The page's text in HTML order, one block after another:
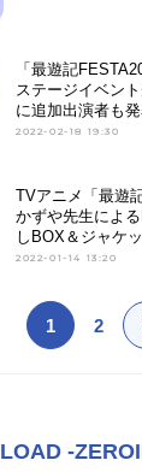
「最遊記
ステージイベン
に追加出演者も発
2022-02-18 19:30
TVアニメ「最遊
かずや先生によ
しBOX＆ジャケ
2022-01-14 13:20
1 2
-